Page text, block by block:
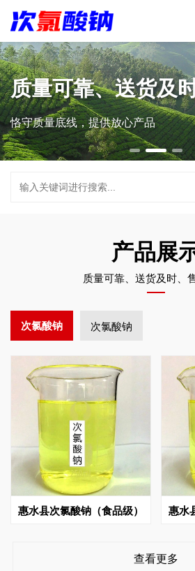
质量可靠、送货及
恪守质量底线，提供放心产品
产品展
质量可靠、送货及时、
次氯酸钠 次氯酸钠
惠水县次氯酸钠（食品级） 惠水
查看更多